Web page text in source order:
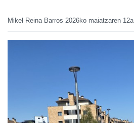
Mikel Reina Barros 2026ko maiatzaren 12a